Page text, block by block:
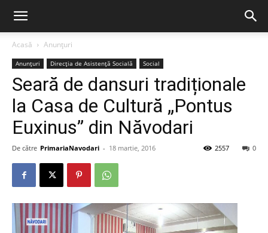
Acasă Anunțuri
Anunțuri Direcția de Asistență Socială Social
Seară de dansuri tradiționale
la Casa de Cultură „Pontus
Euxinus” din Năvodari
De către PrimariaNavodari - 18 martie, 2016 0
2557